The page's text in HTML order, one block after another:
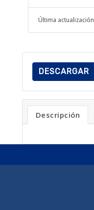
Última actualización
DESCARGAR
Descripción